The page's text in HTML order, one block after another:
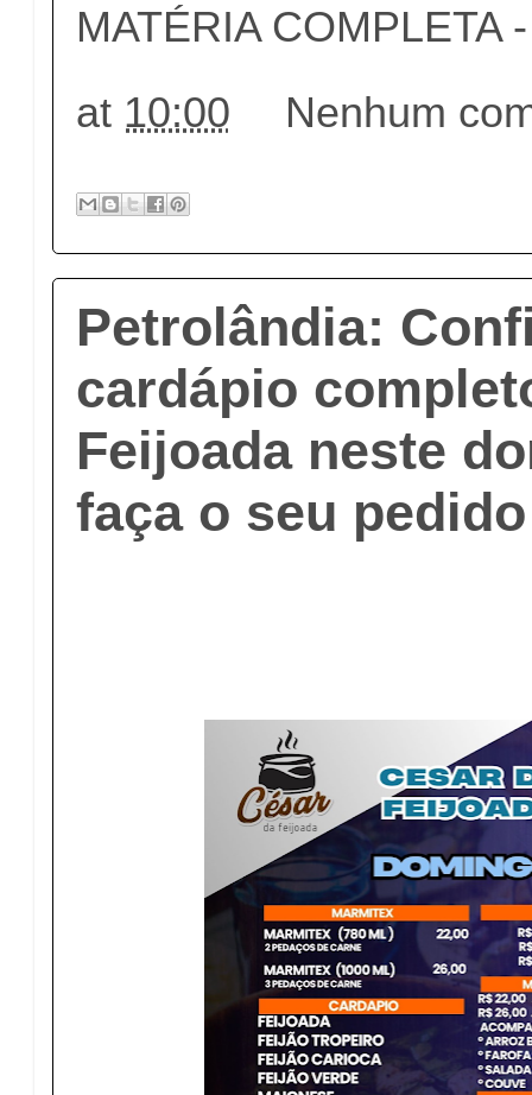
MATÉRIA COMPLETA
at 10:00 Nenhum
Petrolândia:
cardápio
Feijoada neste
faça o seu pedido